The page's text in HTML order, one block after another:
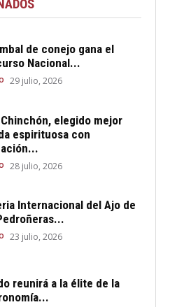
de conejo gana el
Nacional...
29 julio, 2026
elegido mejor
espirituosa con
28 julio, 2026
Internacional del Ajo de
23 julio, 2026
reunirá a la élite de la